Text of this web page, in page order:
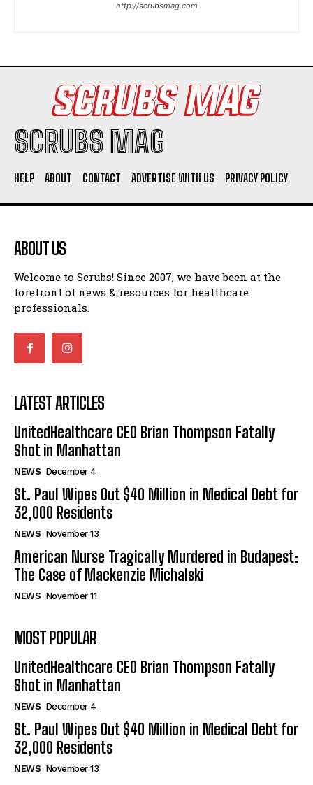
http://scrubsmag.com
SCRUBS MAG
HELP ABOUT CONTACT ADVERTISE WITH US PRIVACY POLICY
ABOUT US
Welcome to Scrubs! Since 2007, we have been at the
forefront of news & resources for healthcare
professionals.
LATEST ARTICLES
UnitedHealthcare CEO Brian Thompson Fatally
Shot in Manhattan
NEWS December 4
St. Paul Wipes Out $40 Million in Medical Debt for
32,000 Residents
NEWS November 13
American Nurse Tragically Murdered in Budapest:
The Case of Mackenzie Michalski
NEWS November 11
MOST POPULAR
UnitedHealthcare CEO Brian Thompson Fatally
Shot in Manhattan
NEWS December 4
St. Paul Wipes Out $40 Million in Medical Debt for
32,000 Residents
NEWS November 13